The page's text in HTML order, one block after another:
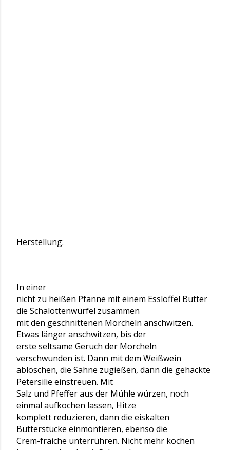
Herstellung:
In einer
nicht zu heißen Pfanne mit einem Esslöffel Butter
die Schalottenwürfel zusammen
mit den geschnittenen Morcheln anschwitzen.
Etwas länger anschwitzen, bis der
erste seltsame Geruch der Morcheln
verschwunden ist. Dann mit dem Weißwein
ablöschen, die Sahne zugießen, dann die gehackte
Petersilie einstreuen. Mit
Salz und Pfeffer aus der Mühle würzen, noch
einmal aufkochen lassen, Hitze
komplett reduzieren, dann die eiskalten
Butterstücke einmontieren, ebenso die
Crem-fraiche unterrühren. Nicht mehr kochen